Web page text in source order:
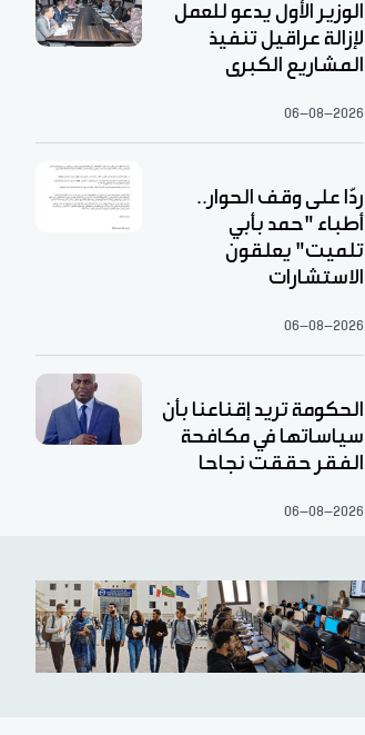
الوزير الأول يدعو للعمل
لإزالة عراقيل تنفيذ
المشاريع الكبرى
06-08-2026
ردّا على وقف الحوار..
أطباء "حمد بأبي
تلميت" يعلقون
الاستشارات
06-08-2026
الحكومة تريد إقناعنا بأن
سياساتها في مكافحة
الفقر حققت نجاحا
06-08-2026